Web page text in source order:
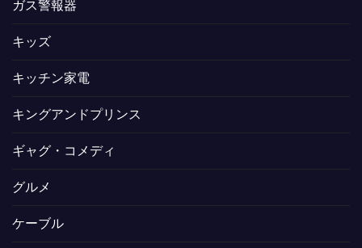
ガス警報器
キッズ
キッチン家電
キングアンドプリンス
ギャグ・コメディ
グルメ
ケーブル